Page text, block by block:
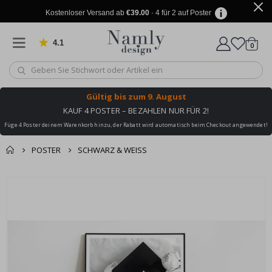
Kostenloser Versand ab €39.00· 4 für 2 auf Poster
4.1 von 1029 Bewertungen
Wagen
0
Gültig bis zum 9. August
KAUF 4 POSTER – BEZAHLEN NUR FÜR 2!
Füge 4 Poster deinem Warenkorb hinzu, der Rabatt wird automatisch beim Checkout angewendet!
POSTER SCHWARZ & WEISS